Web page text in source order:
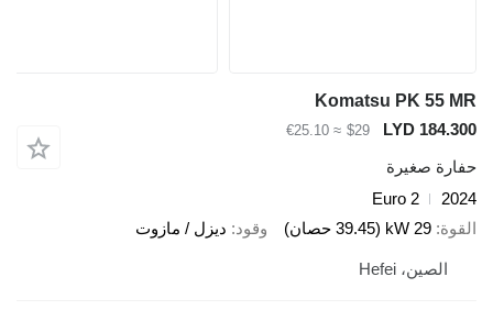
Komatsu PK 55
LYD
$29
≈ €25.10
صغيرة
Euro 2
29 kW (39.45 حصان) وقود ديزل / مازوت
الصين، Hefei